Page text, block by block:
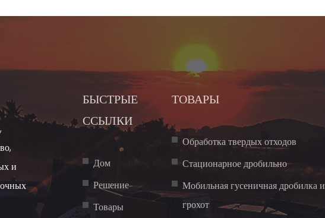
и
БЫСТРЫЕ
ССЫЛКИ
Дом
Решение
Товары
ТОВАРЫ
Обработка твердых отходов
Стационарное дробильно
Мобильная гусеничная дробилка и
грохот